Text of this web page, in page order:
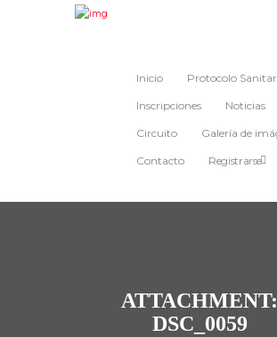
Inicio Protocolo
Inscripciones Noticias
Circuito Galería de
Contacto Registrarse
ATTACHMENT:
DSC_0059